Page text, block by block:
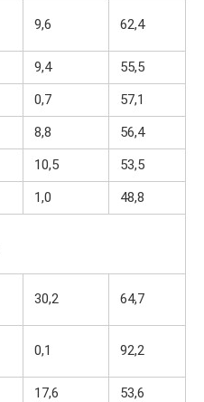
9,6 62,4
9,4 55,5
0,7 57,1
8,8 56,4
10,5 53,5
1,0 48,8
30,2 64,7
0,1 92,2
17,6 53,6